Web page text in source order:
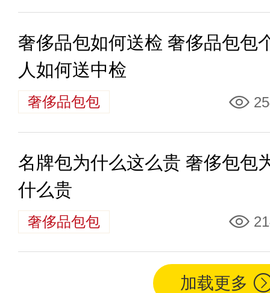
奢侈品包如何送检 奢侈品包包
人如何送中检
奢侈品包包
名牌包为什么这么贵 奢侈包包
什么贵
奢侈品包包
加载更多